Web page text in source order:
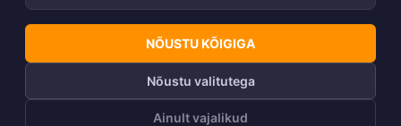
NÕUSTU KÕIGIGA
Nõustu valitutega
Ainult vajalikud